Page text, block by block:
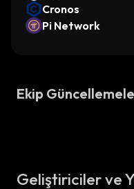
Cronos
Pi Network
Ekip
Geliştiriciler ve